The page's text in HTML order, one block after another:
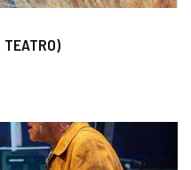
TEATRO)